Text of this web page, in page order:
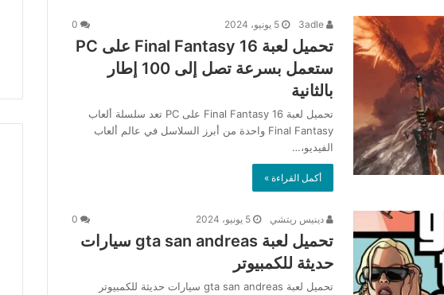
5 يونيو، 2024
تحميل لعبة Final Fantasy 16 على PC
ستعمل بسرعة تصل إلى 100 إطار
بالثانية
تحميل لعبة Final Fantasy 16 على PC تعد سلسلة ألعاب
Final Fantasy واحدة من أبرز السلاسل في عالم ألعاب
الفيديو،…
أكمل القراءة »
دينيس ريتشي 5 يونيو، 2024
تحميل لعبة gta san andreas سيارات
حديثة للكمبيوتر
تحميل لعبة gta san andreas سيارات حديثة للكمبيوتر